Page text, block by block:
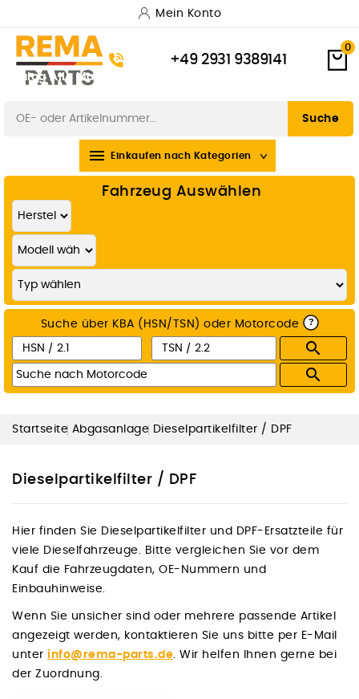
Mein Konto
+49 2931 9389141
0
Fahrzeug Auswählen
Suche über KBA (HSN/TSN) oder Motorcode ?


 Einkaufen nach Kategorien
Katalog Alle Marken
Widerrufsbelehrung Suche
Startseite Abgasanlage Dieselpartikelfilter / DPF
Dieselpartikelfilter / DPF
Hier finden Sie Dieselpartikelfilter und DPF-Ersatzteile für
viele Dieselfahrzeuge. Bitte vergleichen Sie vor dem
Kauf die Fahrzeugdaten, OE-Nummern und
Einbauhinweise.
Wenn Sie unsicher sind oder mehrere passende Artikel
angezeigt werden, kontaktieren Sie uns bitte per E-Mail
unter info@rema-parts.de. Wir helfen Ihnen gerne bei
der Zuordnung.